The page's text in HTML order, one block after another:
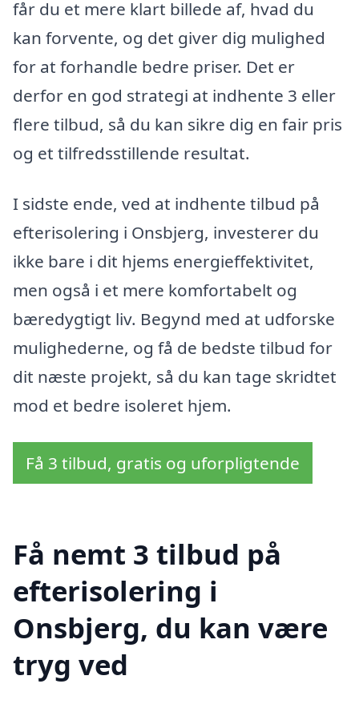
får du et mere klart billede af, hvad du
kan forvente, og det giver dig mulighed
for at forhandle bedre priser. Det er
derfor en god strategi at indhente 3 eller
flere tilbud, så du kan sikre dig en fair pris
og et tilfredsstillende resultat.
I sidste ende, ved at indhente tilbud på
efterisolering i Onsbjerg, investerer du
ikke bare i dit hjems energieffektivitet,
men også i et mere komfortabelt og
bæredygtigt liv. Begynd med at udforske
mulighederne, og få de bedste tilbud for
dit næste projekt, så du kan tage skridtet
mod et bedre isoleret hjem.
Få 3 tilbud, gratis og uforpligtende
Få nemt 3 tilbud på
efterisolering i
Onsbjerg, du kan være
tryg ved